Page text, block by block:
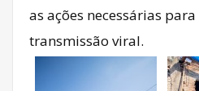
as ações necessárias
transmissão viral.